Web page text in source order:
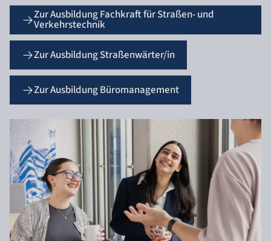
Zur Ausbildung Fachkraft für Straßen- und
Verkehrstechnik
Zur Ausbildung Straßenwärter/in
Zur Ausbildung Büromanagement